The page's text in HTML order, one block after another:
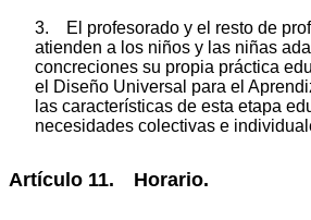
3. El profesorado y el resto de
atienden a los niños y las niñas
concreciones su propia práctica
el Diseño Universal para el
las características de esta etapa
necesidades colectivas e
Artículo 11. Horario.